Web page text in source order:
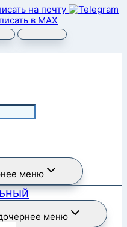
на почту
в MAX
меню
меню